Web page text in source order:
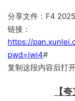
分享文件：F4 2025
链接：
https://
pwd=iwi4#
复制这段内容后打
【